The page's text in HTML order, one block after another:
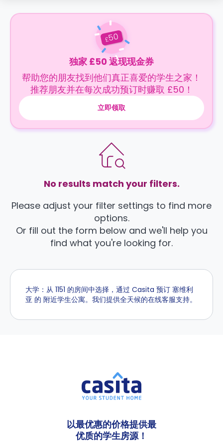
£50
独家 £50 返现现金券
帮助您的朋友找到他们真正喜爱的学生之家！
推荐朋友并在每次成功预订时赚取 £50！
立即领取
No results match your filters.
Please adjust your filter settings to find more
options.
Or fill out the form below and we'll help you
find what you're looking for.
大学：从 1151 的房间中选择，通过 Casita 预订 塞维利
亚 的 附近学生公寓。我们提供全天候的在线客服支持。
以最优惠的价格提供最
优质的学生房源！